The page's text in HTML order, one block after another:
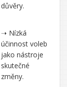
důvěry.
➝ Nízká
účinnost voleb
jako nástroje
skutečné
změny.